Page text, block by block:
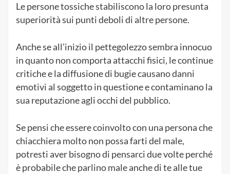
Le persone tossiche stabiliscono la loro presunta
superiorità sui punti deboli di altre persone.
Anche se all’inizio il pettegolezzo sembra innocuo
in quanto non comporta attacchi fisici, le continue
critiche e la diffusione di bugie causano danni
emotivi al soggetto in questione e contaminano la
sua reputazione agli occhi del pubblico.
Se pensi che essere coinvolto con una persona che
chiacchiera molto non possa farti del male,
potresti aver bisogno di pensarci due volte perché
è probabile che parlino male anche di te alle tue